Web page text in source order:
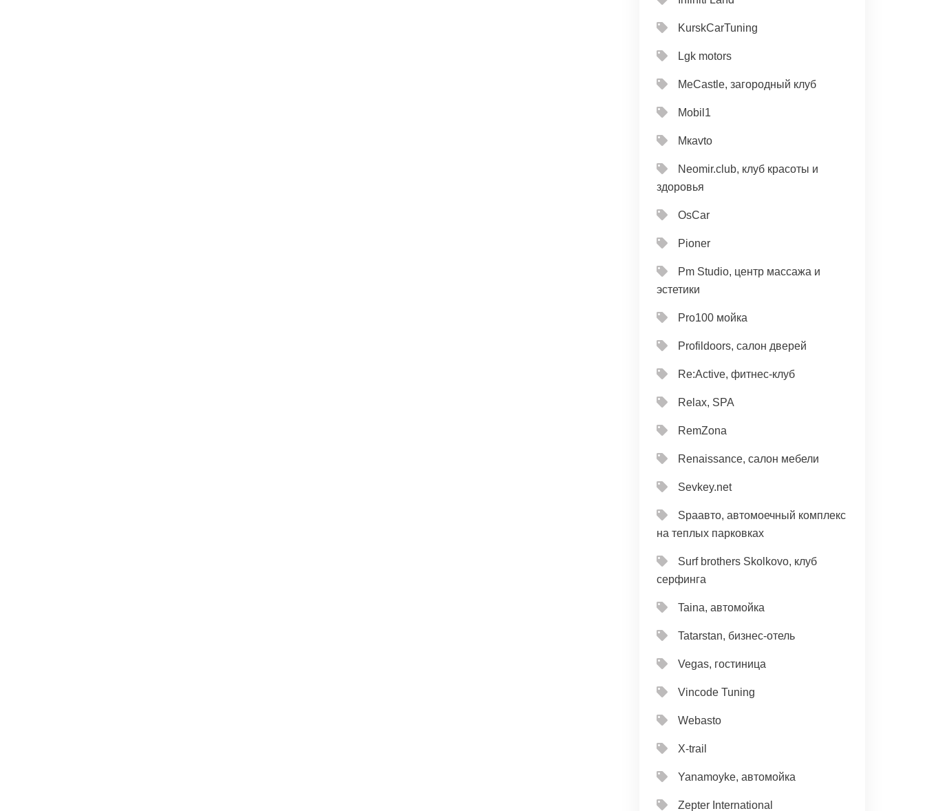
KurskCarTuning
Lgk motors
MeCastle, загородный клуб
Mobil1
Mкavto
Neomir.club, клуб красоты и
здоровья
OsCar
Pioner
Pm Studio, центр массажа и
эстетики
Pro100 мойка
Profildoors, салон дверей
Re:Active, фитнес-клуб
Relax, SPA
RemZona
Renaissance, салон мебели
Sevkey.net
Spaавто, автомоечный комплекс
на теплых парковках
Surf brothers Skolkovo, клуб
серфинга
Taina, автомойка
Tatarstan, бизнес-отель
Vegas, гостиница
Vincode Tuning
Webasto
X-trail
Yanamoyke, автомойка
Zepter International